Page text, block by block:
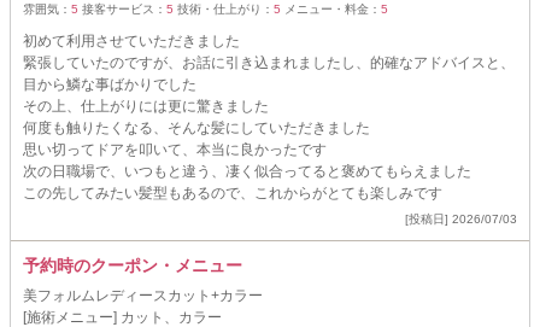
雰囲気： 5 接客サービス： 5 技術・仕上がり： 5 メニュー・料金： 5
初めて利用させていただきました
緊張していたのですが、お話に引き込まれましたし、的確なアドバイスと、
目から鱗な事ばかりでした
その上、仕上がりには更に驚きました
何度も触りたくなる、そんな髪にしていただきました
思い切ってドアを叩いて、本当に良かったです
次の日職場で、いつもと違う、凄く似合ってると褒めてもらえました
この先してみたい髪型もあるので、これからがとても楽しみです
[投稿日] 2026/07/03
予約時のクーポン・メニュー
美フォルムレディースカット+カラー
[施術メニュー] カット、カラー